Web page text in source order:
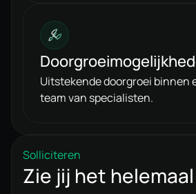
Uitstekende doorgroei binnen
team van specialisten.
Solliciteren
Zie jij het